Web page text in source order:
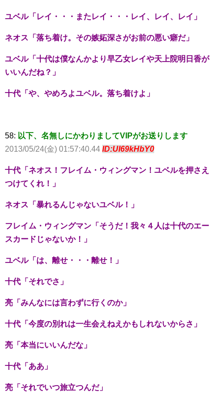
ユベル「レイ・・・またレイ・・・レイ、レイ、レイ」
ネオス「落ち着け。その嫉妬深さがお前の悪い癖だ」
ユベル「十代は僕なんかより早乙女レイや天上院明日香が
いいんだね？」
十代「や、やめろよユベル。落ち着けよ」
58: 以下、名無しにかわりましてVIPがお送りします
2013/05/24(金) 01:57:40.44 ID:UI69kHbY0
十代「ネオス！フレイム・ウィングマン！ユベルを押さえ
つけてくれ！」
ネオス「暴れるんじゃないユベル！」
フレイム・ウィングマン「そうだ！我々４人は十代のエー
スカードじゃないか！」
ユベル「は、離せ・・・離せ！」
十代「それでさ」
亮「みんなには言わずに行くのか」
十代「今度の別れは一生会えねえかもしれないからさ」
亮「本当にいいんだな」
十代「ああ」
亮「それでいつ旅立つんだ」